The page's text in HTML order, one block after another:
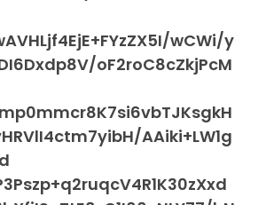
wCWi/y
oF2roC8cZkjPcM
AAiki+LW1g